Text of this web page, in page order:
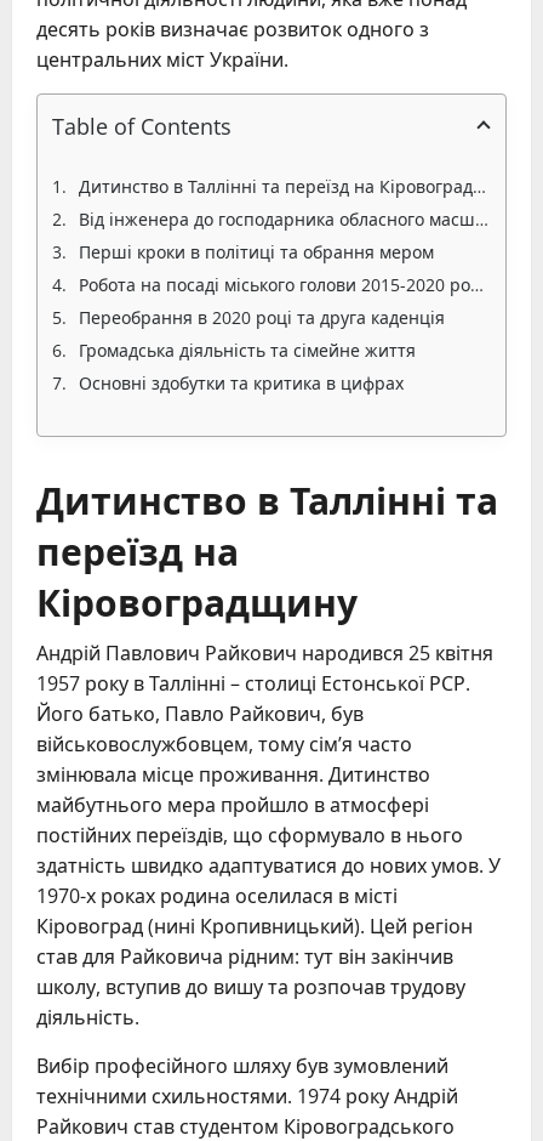
десять років визначає розвиток одного з
центральних міст України.
Table of Contents
Дитинство в Таллінні та переїзд на Кіровоградщину
Від інженера до господарника обласного масштабу
Перші кроки в політиці та обрання мером
Робота на посаді міського голови 2015-2020 років
Переобрання в 2020 році та друга каденція
Громадська діяльність та сімейне життя
Основні здобутки та критика в цифрах
Дитинство в Таллінні та
переїзд на
Кіровоградщину
Андрій Павлович Райкович народився 25 квітня
1957 року в Таллінні – столиці Естонської РСР.
Його батько, Павло Райкович, був
військовослужбовцем, тому сім’я часто
змінювала місце проживання. Дитинство
майбутнього мера пройшло в атмосфері
постійних переїздів, що сформувало в нього
здатність швидко адаптуватися до нових умов. У
1970-х роках родина оселилася в місті
Кіровоград (нині Кропивницький). Цей регіон
став для Райковича рідним: тут він закінчив
школу, вступив до вишу та розпочав трудову
діяльність.
Вибір професійного шляху був зумовлений
технічними схильностями. 1974 року Андрій
Райкович став студентом Кіровоградського